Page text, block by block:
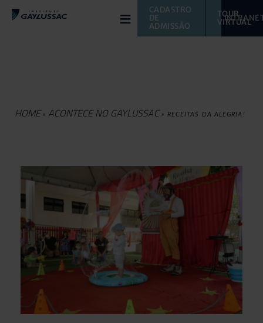
≡
CADASTRO
DE
ADMISSÃO
TOUR
VIRTUAL
HOME » ACONTECE NO GAYLUSSAC » RECEITAS DA ALEGRIA!